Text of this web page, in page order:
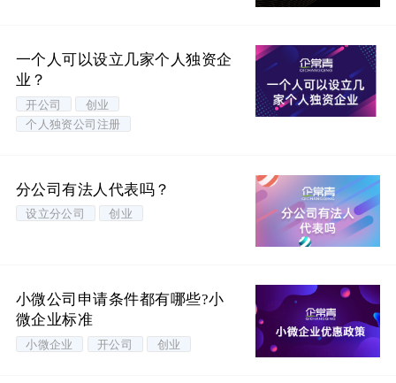
一个人可以设立几家个人独资企
业？
开公司
创业
个人独资公司注册
分公司有法人代表吗？
设立分公司 创业
小微公司申请条件都有哪些?小
微企业标准
小微企业 开公司 创业